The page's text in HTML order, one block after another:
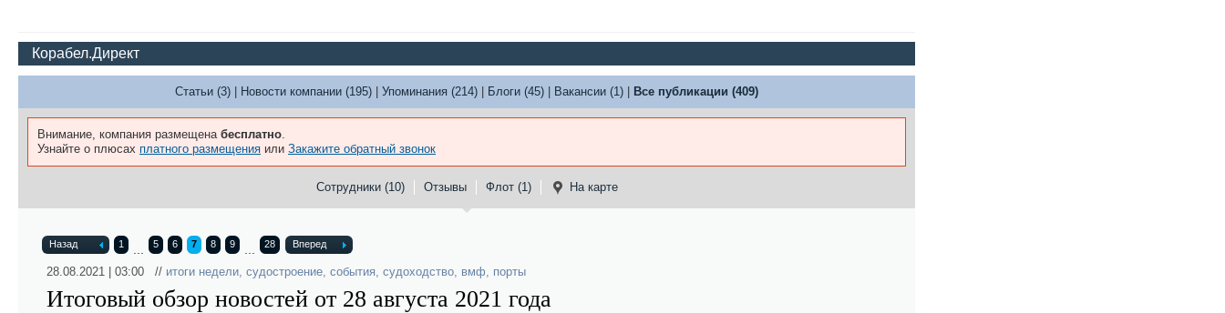
Корабел.Директ
Статьи (3) Новости компании (195) Упоминания (214) Блоги (45) Вакансии (1) Все публикации (409)
Внимание, компания размещена бесплатно.
Узнайте о плюсах платного размещения или Закажите обратный звонок
Сотрудники (10) Отзывы Флот (1) На карте
Назад 1 5 6 7 8 9 28 Вперед
28.08.2021 | 03:00 // итоги недели, судостроение, события, судоходство, вмф, порты
Итоговый обзор новостей от 28 августа 2021 года